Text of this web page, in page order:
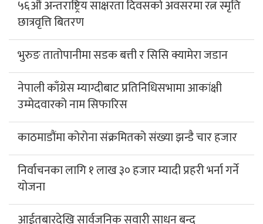
५६औं अन्तराष्ट्रिय साक्षरता दिवसको अवसरमा रत्न स्मृति
छात्रवृत्ति बितरण
भुरुङ तातोपानीमा सडक बत्ती र सिसि क्यामेरा जडान
नेपाली काँग्रेस म्याग्दीबाट प्रतिनिधिसभामा आकांक्षी
उम्मेदवारको नाम सिफारिस
काठमाडौंमा कोरोना संक्रमितको संख्या झन्डै चार हजार
निर्वाचनका लागि १ लाख ३० हजार म्यादी प्रहरी भर्ना गर्ने
योजना
आईतबारदेखि सार्वजनिक सवारी साधन बन्द